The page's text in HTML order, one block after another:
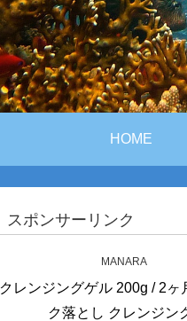
HOME
スポンサーリンク
MANARA
レンジングゲル 200g / 2ヶ
ク落とし クレンジン